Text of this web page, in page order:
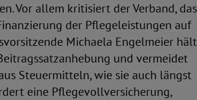
Vor allem kritisiert der Verband,
der Pflegeleistungen auf
Michaela Engelmeier hält
und vermeidet
Steuermitteln, wie sie auch längst
eine Pflegevollversicherung,